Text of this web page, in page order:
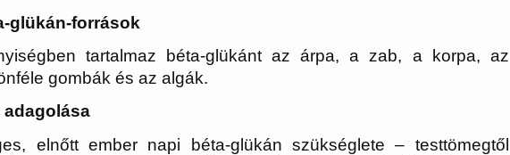
glükán-források
tartalmaz béta-glükánt az árpa, a zab, a korpa, az
gombák és az algák.
adagolása
elnőtt ember napi béta-glükán szükséglete – testtömegtől